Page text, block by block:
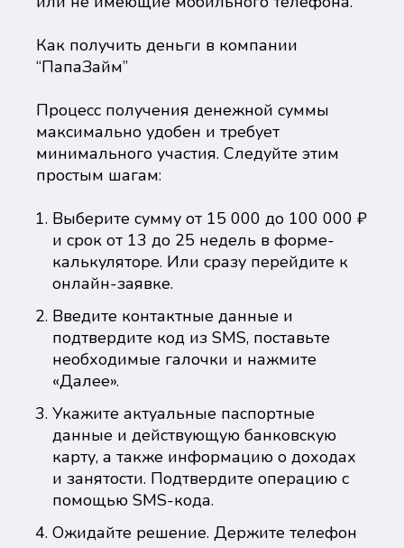
Как получить деньги в компании
“ПапаЗайм”
Процесс получения денежной суммы
максимально удобен и требует
минимального участия. Следуйте этим
простым шагам:
Выберите сумму от 15 000 до 100 000 ₽
и срок от 13 до 25 недель в форме-
калькуляторе. Или сразу перейдите к
онлайн-заявке.
Введите контактные данные и
подтвердите код из SMS, поставьте
необходимые галочки и нажмите
«Далее».
Укажите актуальные паспортные
данные и действующую банковскую
карту, а также информацию о доходах
и занятости. Подтвердите операцию с
помощью SMS-кода.
Ожидайте решение. Держите телефон